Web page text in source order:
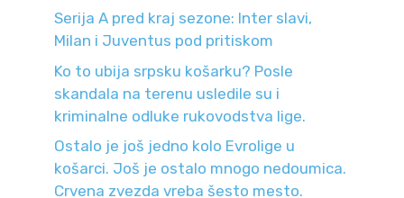
Serija A pred kraj sezone: Inter slavi,
Milan i Juventus pod pritiskom
Ko to ubija srpsku košarku? Posle
skandala na terenu usledile su i
kriminalne odluke rukovodstva lige.
Ostalo je još jedno kolo Evrolige u
košarci. Još je ostalo mnogo nedoumica.
Crvena zvezda vreba šesto mesto.